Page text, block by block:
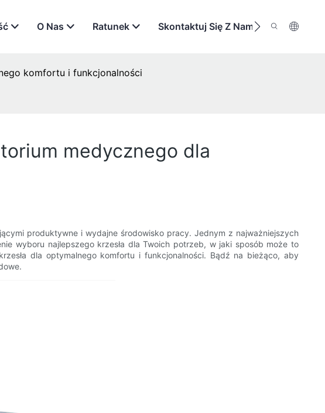
O Nas Ratunek Skontaktuj Się Z Nami
komfortu i funkcjonalności
medycznego dla
produktywne i wydajne środowisko pracy. Jednym z najważniejszych
wyboru najlepszego krzesła dla Twoich potrzeb, w jaki sposób może to
dla optymalnego komfortu i funkcjonalności. Bądź na bieżąco, aby